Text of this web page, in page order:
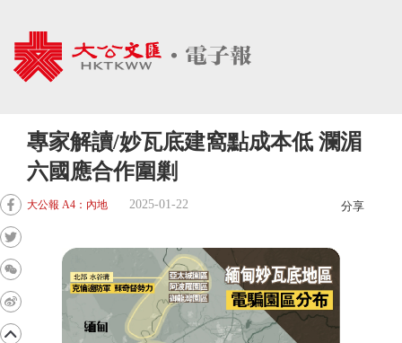
專家解讀/妙瓦底建窩點成本低 瀾湄
六國應合作圍剿
大公報 A4：內地 2025-01-22 分享